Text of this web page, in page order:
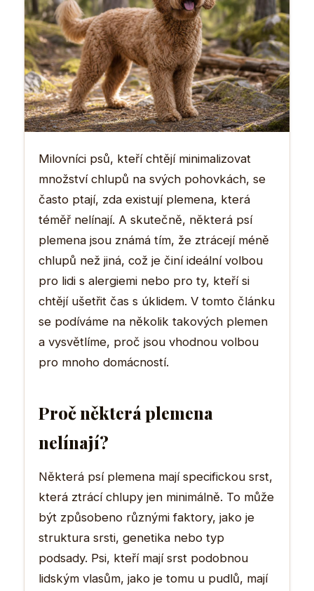
Milovníci psů, kteří chtějí minimalizovat
množství chlupů na svých pohovkách, se
často ptají, zda existují plemena, která
téměř nelínají. A skutečně, některá psí
plemena jsou známá tím, že ztrácejí méně
chlupů než jiná, což je činí ideální volbou
pro lidi s alergiemi nebo pro ty, kteří si
chtějí ušetřit čas s úklidem. V tomto článku
se podíváme na několik takových plemen
a vysvětlíme, proč jsou vhodnou volbou
pro mnoho domácností.
Proč některá plemena
nelínají?
Některá psí plemena mají specifickou srst,
která ztrácí chlupy jen minimálně. To může
být způsobeno různými faktory, jako je
struktura srsti, genetika nebo typ
podsady. Psi, kteří mají srst podobnou
lidským vlasům, jako je tomu u pudlů, mají